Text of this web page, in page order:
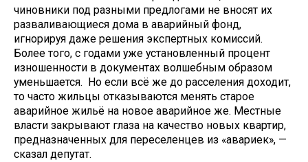
чиновники под разными предлогами не вносят их
разваливающиеся дома в аварийный фонд,
игнорируя даже решения экспертных комиссий.
Более того, с годами уже установленный процент
изношенности в документах волшебным образом
уменьшается. Но если всё же до расселения доходит,
то часто жильцы отказываются менять старое
аварийное жильё на новое аварийное же. Местные
власти закрывают глаза на качество новых квартир,
предназначенных для переселенцев из «авариек», —
сказал депутат.